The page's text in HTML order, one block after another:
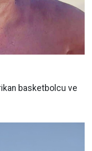
basketbolcu ve